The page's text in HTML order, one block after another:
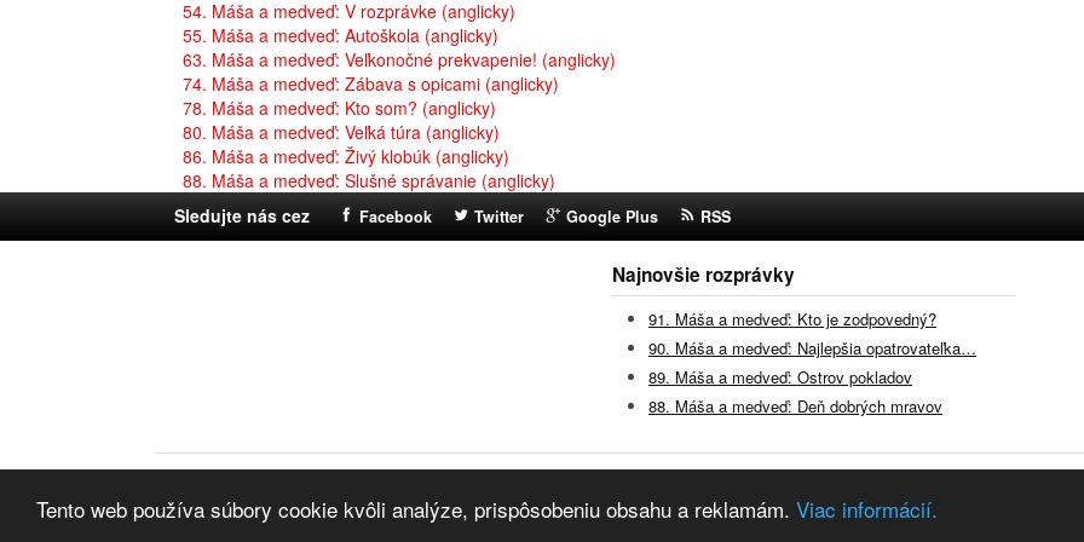
Tento web používa súbory cookie kvôli analýze, prispôsobeniu obsahu a reklamám. Viac informácií.
54. Máša a medveď: V rozprávke (anglicky)
55. Máša a medveď: Autoškola (anglicky)
63. Máša a medveď: Veľkonočné prekvapenie! (anglicky)
74. Máša a medveď: Zábava s opicami (anglicky)
78. Máša a medveď: Kto som? (anglicky)
80. Máša a medveď: Veľká túra (anglicky)
86. Máša a medveď: Živý klobúk (anglicky)
88. Máša a medveď: Slušné správanie (anglicky)
Sledujte nás cez Facebook Twitter Google Plus RSS
Najnovšie rozprávky
91. Máša a medveď: Kto je zodpovedný?
90. Máša a medveď: Najlepšia opatrovateľka…
89. Máša a medveď: Ostrov pokladov
88. Máša a medveď: Deň dobrých mravov
O stránke|Pravidlá používania |Ochrana súkromia